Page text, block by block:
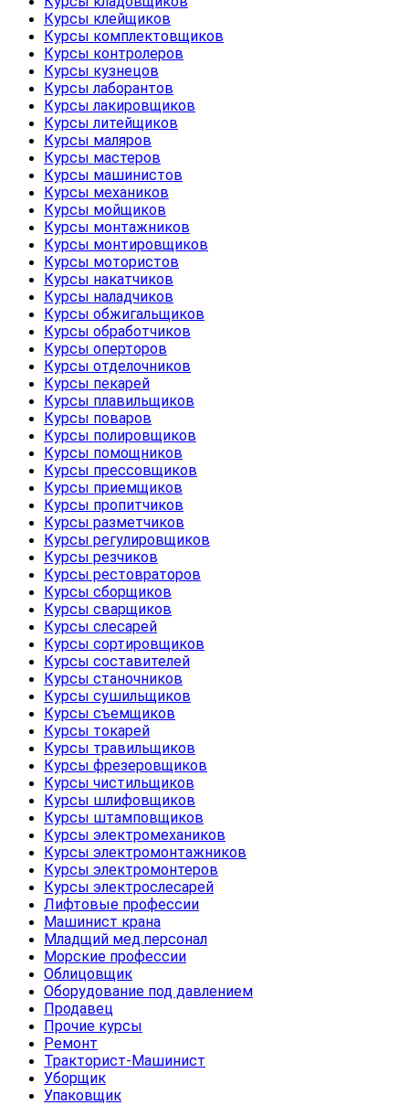
Курсы клейщиков
Курсы комплектовщиков
Курсы контролеров
Курсы кузнецов
Курсы лаборантов
Курсы лакировщиков
Курсы литейщиков
Курсы маляров
Курсы мастеров
Курсы машинистов
Курсы механиков
Курсы мойщиков
Курсы монтажников
Курсы монтировщиков
Курсы мотористов
Курсы накатчиков
Курсы наладчиков
Курсы обжигальщиков
Курсы обработчиков
Курсы оперторов
Курсы отделочников
Курсы пекарей
Курсы плавильщиков
Курсы поваров
Курсы полировщиков
Курсы помощников
Курсы прессовщиков
Курсы приемщиков
Курсы пропитчиков
Курсы разметчиков
Курсы регулировщиков
Курсы резчиков
Курсы рестовраторов
Курсы сборщиков
Курсы сварщиков
Курсы слесарей
Курсы сортировщиков
Курсы составителей
Курсы станочников
Курсы сушильщиков
Курсы съемщиков
Курсы токарей
Курсы травильщиков
Курсы фрезеровщиков
Курсы чистильщиков
Курсы шлифовщиков
Курсы штамповщиков
Курсы электромехаников
Курсы электромонтажников
Курсы электромонтеров
Курсы электрослесарей
Лифтовые профессии
Машинист крана
Младщий мед.персонал
Морские профессии
Облицовщик
Оборудование под давлением
Продавец
Прочие курсы
Ремонт
Тракторист-Машинист
Уборщик
Упаковщик